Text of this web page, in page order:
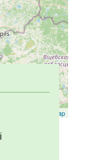
OpenStreetMap